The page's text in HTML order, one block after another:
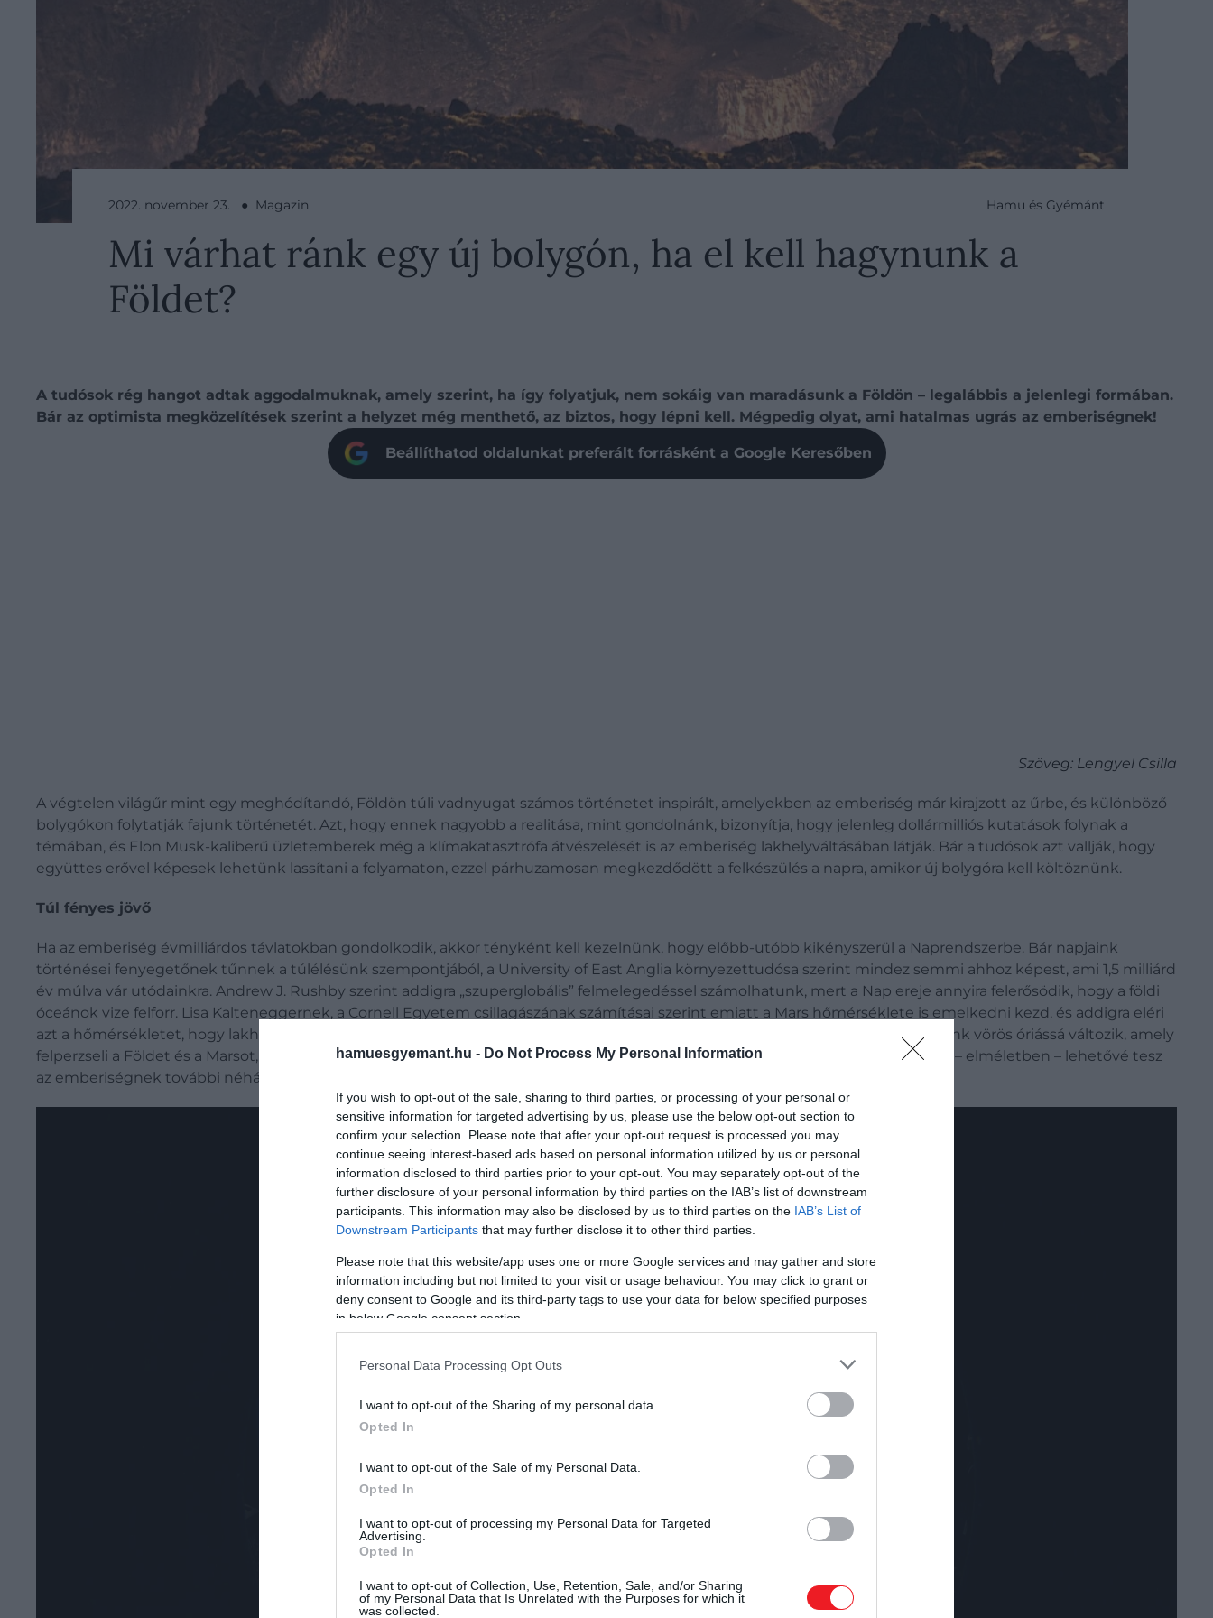
hamuesgyemant.hu - Do Not Process My Personal Information
If you wish to opt-out of the sale, sharing to third parties, or processing of your personal or
sensitive information for targeted advertising by us, please use the below opt-out section to
confirm your selection. Please note that after your opt-out request is processed you may
continue seeing interest-based ads based on personal information utilized by us or personal
information disclosed to third parties prior to your opt-out. You may separately opt-out of the
further disclosure of your personal information by third parties on the IAB’s list of downstream
participants. This information may also be disclosed by us to third parties on the IAB’s List of
Downstream Participants that may further disclose it to other third parties.
Please note that this website/app uses one or more Google services and may gather and store
information including but not limited to your visit or usage behaviour. You may click to grant or
deny consent to Google and its third-party tags to use your data for below specified purposes
in below Google consent section.
Personal Data Processing Opt Outs
I want to opt-out of the Sharing of my personal data.
Opted In
I want to opt-out of the Sale of my Personal Data.
Opted In
I want to opt-out of processing my Personal Data for Targeted
Advertising.
Opted In
I want to opt-out of Collection, Use, Retention, Sale, and/or Sharing
of my Personal Data that Is Unrelated with the Purposes for which it
was collected.
2022. november 23. ● Magazin Hamu és Gyémánt
Mi várhat ránk egy új bolygón, ha el kell hagynunk a
Földet?
A tudósok rég hangot adtak aggodalmuknak, amely szerint, ha így folyatjuk, nem sokáig van maradásunk a Földön – legalábbis a jelenlegi formában.
Bár az optimista megközelítések szerint a helyzet még menthető, az biztos, hogy lépni kell. Mégpedig olyat, ami hatalmas ugrás az emberiségnek!
Beállíthatod oldalunkat preferált forrásként a Google Keresőben
Szöveg: Lengyel Csilla
A végtelen világűr mint egy meghódítandó, Földön túli vadnyugat számos történetet inspirált, amelyekben az emberiség már kirajzott az űrbe, és különböző
bolygókon folytatják fajunk történetét. Azt, hogy ennek nagyobb a realitása, mint gondolnánk, bizonyítja, hogy jelenleg dollármilliós kutatások folynak a
témában, és Elon Musk-kaliberű üzletemberek még a klímakatasztrófa átvészelését is az emberiség lakhelyváltásában látják. Bár a tudósok azt vallják, hogy
együttes erővel képesek lehetünk lassítani a folyamaton, ezzel párhuzamosan megkezdődött a felkészülés a napra, amikor új bolygóra kell költöznünk.
Túl fényes jövő
Ha az emberiség évmilliárdos távlatokban gondolkodik, akkor tényként kell kezelnünk, hogy előbb-utóbb kikényszerül a Naprendszerbe. Bár napjaink
történései fenyegetőnek tűnnek a túlélésünk szempontjából, a University of East Anglia környezettudósa szerint mindez semmi ahhoz képest, ami 1,5 milliárd
év múlva vár utódainkra. Andrew J. Rushby szerint addigra „szuperglobális” felmelegedéssel számolhatunk, mert a Nap ereje annyira felerősödik, hogy a földi
óceánok vize felforr. Lisa Kalteneggernek, a Cornell Egyetem csillagászának számításai szerint emiatt a Mars hőmérséklete is emelkedni kezd, és addigra eléri
azt a hőmérsékletet, hogy lakhatóvá váljon. Hosszú távú megoldást azonban ez sem feltétlenül jelent, hiszen várhatóan a Napunk vörös óriássá változik, amely
felperzseli a Földet és a Marsot, ugyanakkor jó hír, hogy felolvasztja a Jupiter és a Szaturnusz jeges holdjainak vízkészleteit, ezzel – elméletben – lehetővé tesz
az emberiségnek további néhány százmillió évet.